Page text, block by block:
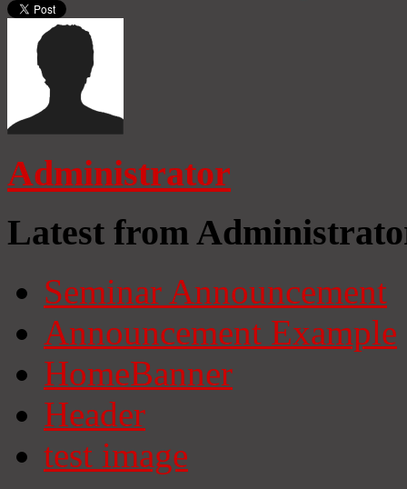
Administrator
Latest from
Seminar Announcement
Announcement Example
HomeBanner
Header
test image